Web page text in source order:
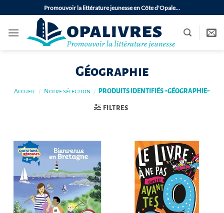
au
contenu
Promouvoir la littérature jeunesse en Côte d'Opale…
Géographie
Accueil / Notre sélection / PRODUITS IDENTIFIÉS “GÉOGRAPHIE”
FILTRES